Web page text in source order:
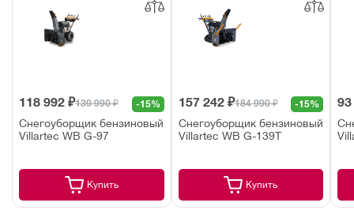
118 992 ₽139 990 ₽ -15%
Снегоуборщик бензиновый
Villartec WB G-97
Купить
157 242 ₽184 990 ₽ -15%
Снегоуборщик бензиновый
Villartec WB G-139T
Купить
93